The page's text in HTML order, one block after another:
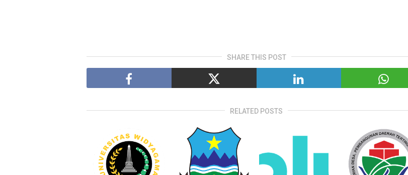
SHARE THIS POST
RELATED POSTS